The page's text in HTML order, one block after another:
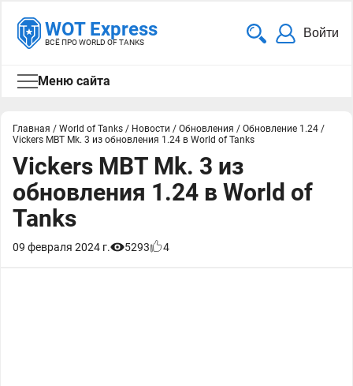
WOT Express
ВСЁ ПРО WORLD OF TANKS
Войти
Меню сайта
Главная / World of Tanks / Новости / Обновления / Обновление 1.24 /
Vickers MBT Mk. 3 из обновления 1.24 в World of Tanks
Vickers MBT Mk. 3 из
обновления 1.24 в World of
Tanks
09 февраля 2024 г. 5293 4